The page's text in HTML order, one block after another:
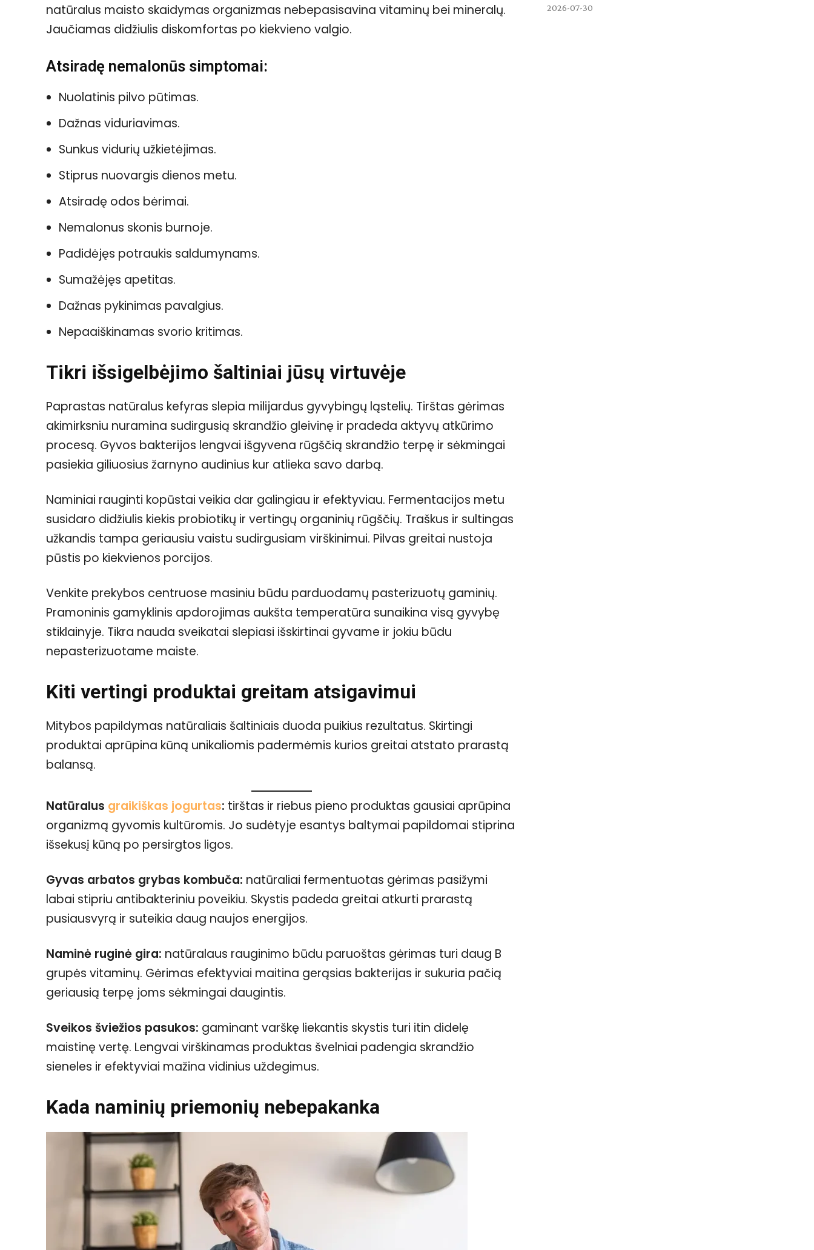
natūralus maisto skaidymas organizmas nebepasisavina vitaminų bei mineralų.
Jaučiamas didžiulis diskomfortas po kiekvieno valgio.
Atsiradę nemalonūs simptomai:
Nuolatinis pilvo pūtimas.
Dažnas viduriavimas.
Sunkus vidurių užkietėjimas.
Stiprus nuovargis dienos metu.
Atsiradę odos bėrimai.
Nemalonus skonis burnoje.
Padidėjęs potraukis saldumynams.
Sumažėjęs apetitas.
Dažnas pykinimas pavalgius.
Nepaaiškinamas svorio kritimas.
Tikri išsigelbėjimo šaltiniai jūsų virtuvėje
Paprastas natūralus kefyras slepia milijardus gyvybingų ląstelių. Tirštas gėrimas
akimirksniu nuramina sudirgusią skrandžio gleivinę ir pradeda aktyvų atkūrimo
procesą. Gyvos bakterijos lengvai išgyvena rūgščią skrandžio terpę ir sėkmingai
pasiekia giliuosius žarnyno audinius kur atlieka savo darbą.
Naminiai rauginti kopūstai veikia dar galingiau ir efektyviau. Fermentacijos metu
susidaro didžiulis kiekis probiotikų ir vertingų organinių rūgščių. Traškus ir sultingas
užkandis tampa geriausiu vaistu sudirgusiam virškinimui. Pilvas greitai nustoja
pūstis po kiekvienos porcijos.
Venkite prekybos centruose masiniu būdu parduodamų pasterizuotų gaminių.
Pramoninis gamyklinis apdorojimas aukšta temperatūra sunaikina visą gyvybę
stiklainyje. Tikra nauda sveikatai slepiasi išskirtinai gyvame ir jokiu būdu
nepasterizuotame maiste.
Kiti vertingi produktai greitam atsigavimui
Mitybos papildymas natūraliais šaltiniais duoda puikius rezultatus. Skirtingi
produktai aprūpina kūną unikaliomis padermėmis kurios greitai atstato prarastą
balansą.
Natūralus graikiškas jogurtas: tirštas ir riebus pieno produktas gausiai aprūpina
organizmą gyvomis kultūromis. Jo sudėtyje esantys baltymai papildomai stiprina
išsekusį kūną po persirgtos ligos.
Gyvas arbatos grybas kombuča: natūraliai fermentuotas gėrimas pasižymi
labai stipriu antibakteriniu poveikiu. Skystis padeda greitai atkurti prarastą
pusiausvyrą ir suteikia daug naujos energijos.
Naminė ruginė gira: natūralaus rauginimo būdu paruoštas gėrimas turi daug B
grupės vitaminų. Gėrimas efektyviai maitina gerąsias bakterijas ir sukuria pačią
geriausią terpę joms sėkmingai daugintis.
Sveikos šviežios pasukos: gaminant varškę liekantis skystis turi itin didelę
maistinę vertę. Lengvai virškinamas produktas švelniai padengia skrandžio
sieneles ir efektyviai mažina vidinius uždegimus.
Kada naminių priemonių nebepakanka
2026-07-30